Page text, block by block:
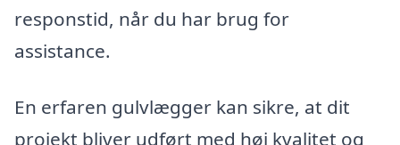
responstid, når du har brug for
assistance.
En erfaren gulvlægger kan sikre, at dit
projekt bliver udført med høj kvalitet og